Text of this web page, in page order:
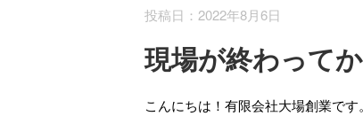
投稿日：2022年8月6日
現場が終わって
こんにちは！有限会社大場創業で